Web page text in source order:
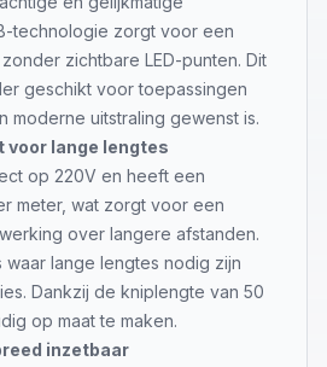
technologie zorgt voor een
zichtbare LED-punten. Dit
geschikt voor toepassingen
moderne uitstraling gewenst is.
voor lange lengtes
op 220V en heeft een
meter, wat zorgt voor een
over langere afstanden.
waar lange lengtes nodig zijn
Dankzij de kniplengte van 50
op maat te maken.
inzetbaar